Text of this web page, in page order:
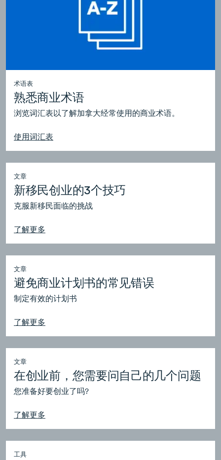
术语表
熟悉商业术语
浏览词汇表以了解加拿大经常使用的商业术语。
使用词汇表
文章
新移民创业的3个技巧
克服新移民面临的挑战
了解更多
文章
避免商业计划书的常见错误
制定有效的计划书
了解更多
文章
在创业前，您需要问自己的几个问题
您准备好要创业了吗?
了解更多
工具